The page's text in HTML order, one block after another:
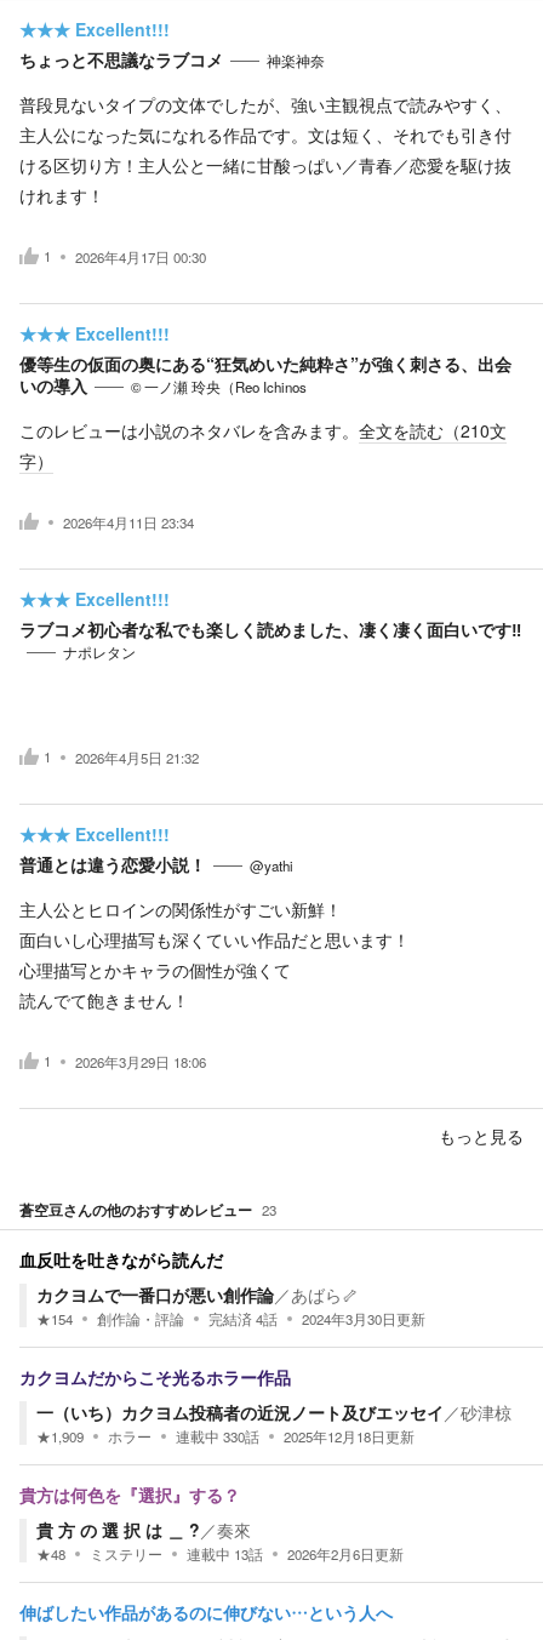
★★★ Excellent!!!
ちょっと不思議なラブコメ
神楽神奈
普段見ないタイプの文体でしたが、強い主観視点で読みやすく、
主人公になった気になれる作品です。文は短く、それでも引き付
ける区切り方！主人公と一緒に甘酸っぱい／青春／恋愛を駆け抜
けれます！
1 2026年4月17日 00:30
★★★ Excellent!!!
優等生の仮面の奥にある“狂気めいた純粋さ”が強く刺さる、出会
いの導入
© 一ノ瀬 玲央（Reo Ichinos
このレビューは小説のネタバレを含みます。 全文を読む（210文
字）
2026年4月11日 23:34
★★★ Excellent!!!
ラブコメ初心者な私でも楽しく読めました、凄く凄く面白いです‼️
ナポレタン
1 2026年4月5日 21:32
★★★ Excellent!!!
普通とは違う恋愛小説！
@yathi
主人公とヒロインの関係性がすごい新鮮！
面白いし心理描写も深くていい作品だと思います！
心理描写とかキャラの個性が強くて
読んでて飽きません！
1 2026年3月29日 18:06
もっと見る
蒼空豆さんの他のおすすめレビュー 23
血反吐を吐きながら読んだ
カクヨムで一番口が悪い創作論／あばら🦴
★154 創作論・評論 完結済4話 2024年3月30日更新
カクヨムだからこそ光るホラー作品
一（いち）カクヨム投稿者の近況ノート及びエッセイ ／砂津椋
★1,909 ホラー 連載中 330話 2025年12月18日更新
貴方は何色を『選択』する？
貴 方 の 選 択 は ＿ ? ／奏來
★48 ミステリー 連載中 13話 2026年2月6日更新
伸ばしたい作品があるのに伸びない…という人へ